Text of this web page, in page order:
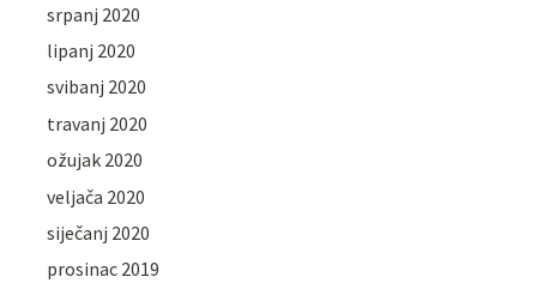
srpanj 2020
lipanj 2020
svibanj 2020
travanj 2020
ožujak 2020
veljača 2020
siječanj 2020
prosinac 2019